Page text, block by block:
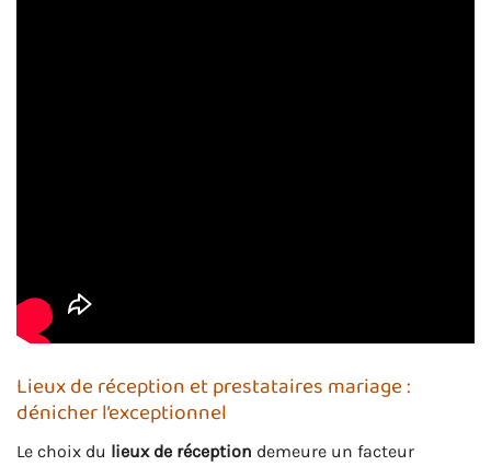
Lieux de réception et prestataires mariage :
dénicher l’exceptionnel
Le choix du lieux de réception demeure un facteur